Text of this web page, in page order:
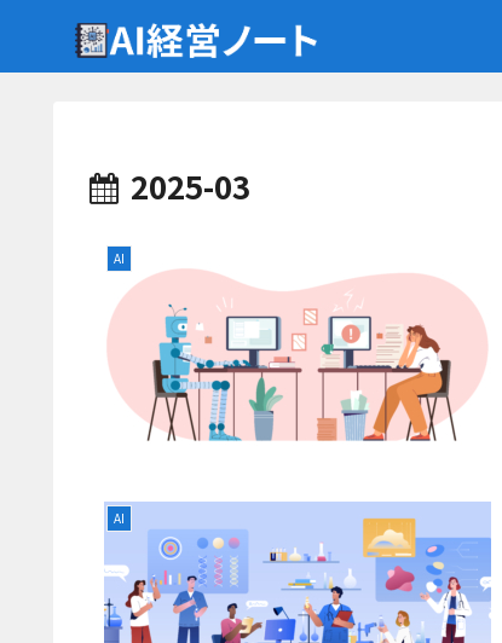
2025-03
AI
AI